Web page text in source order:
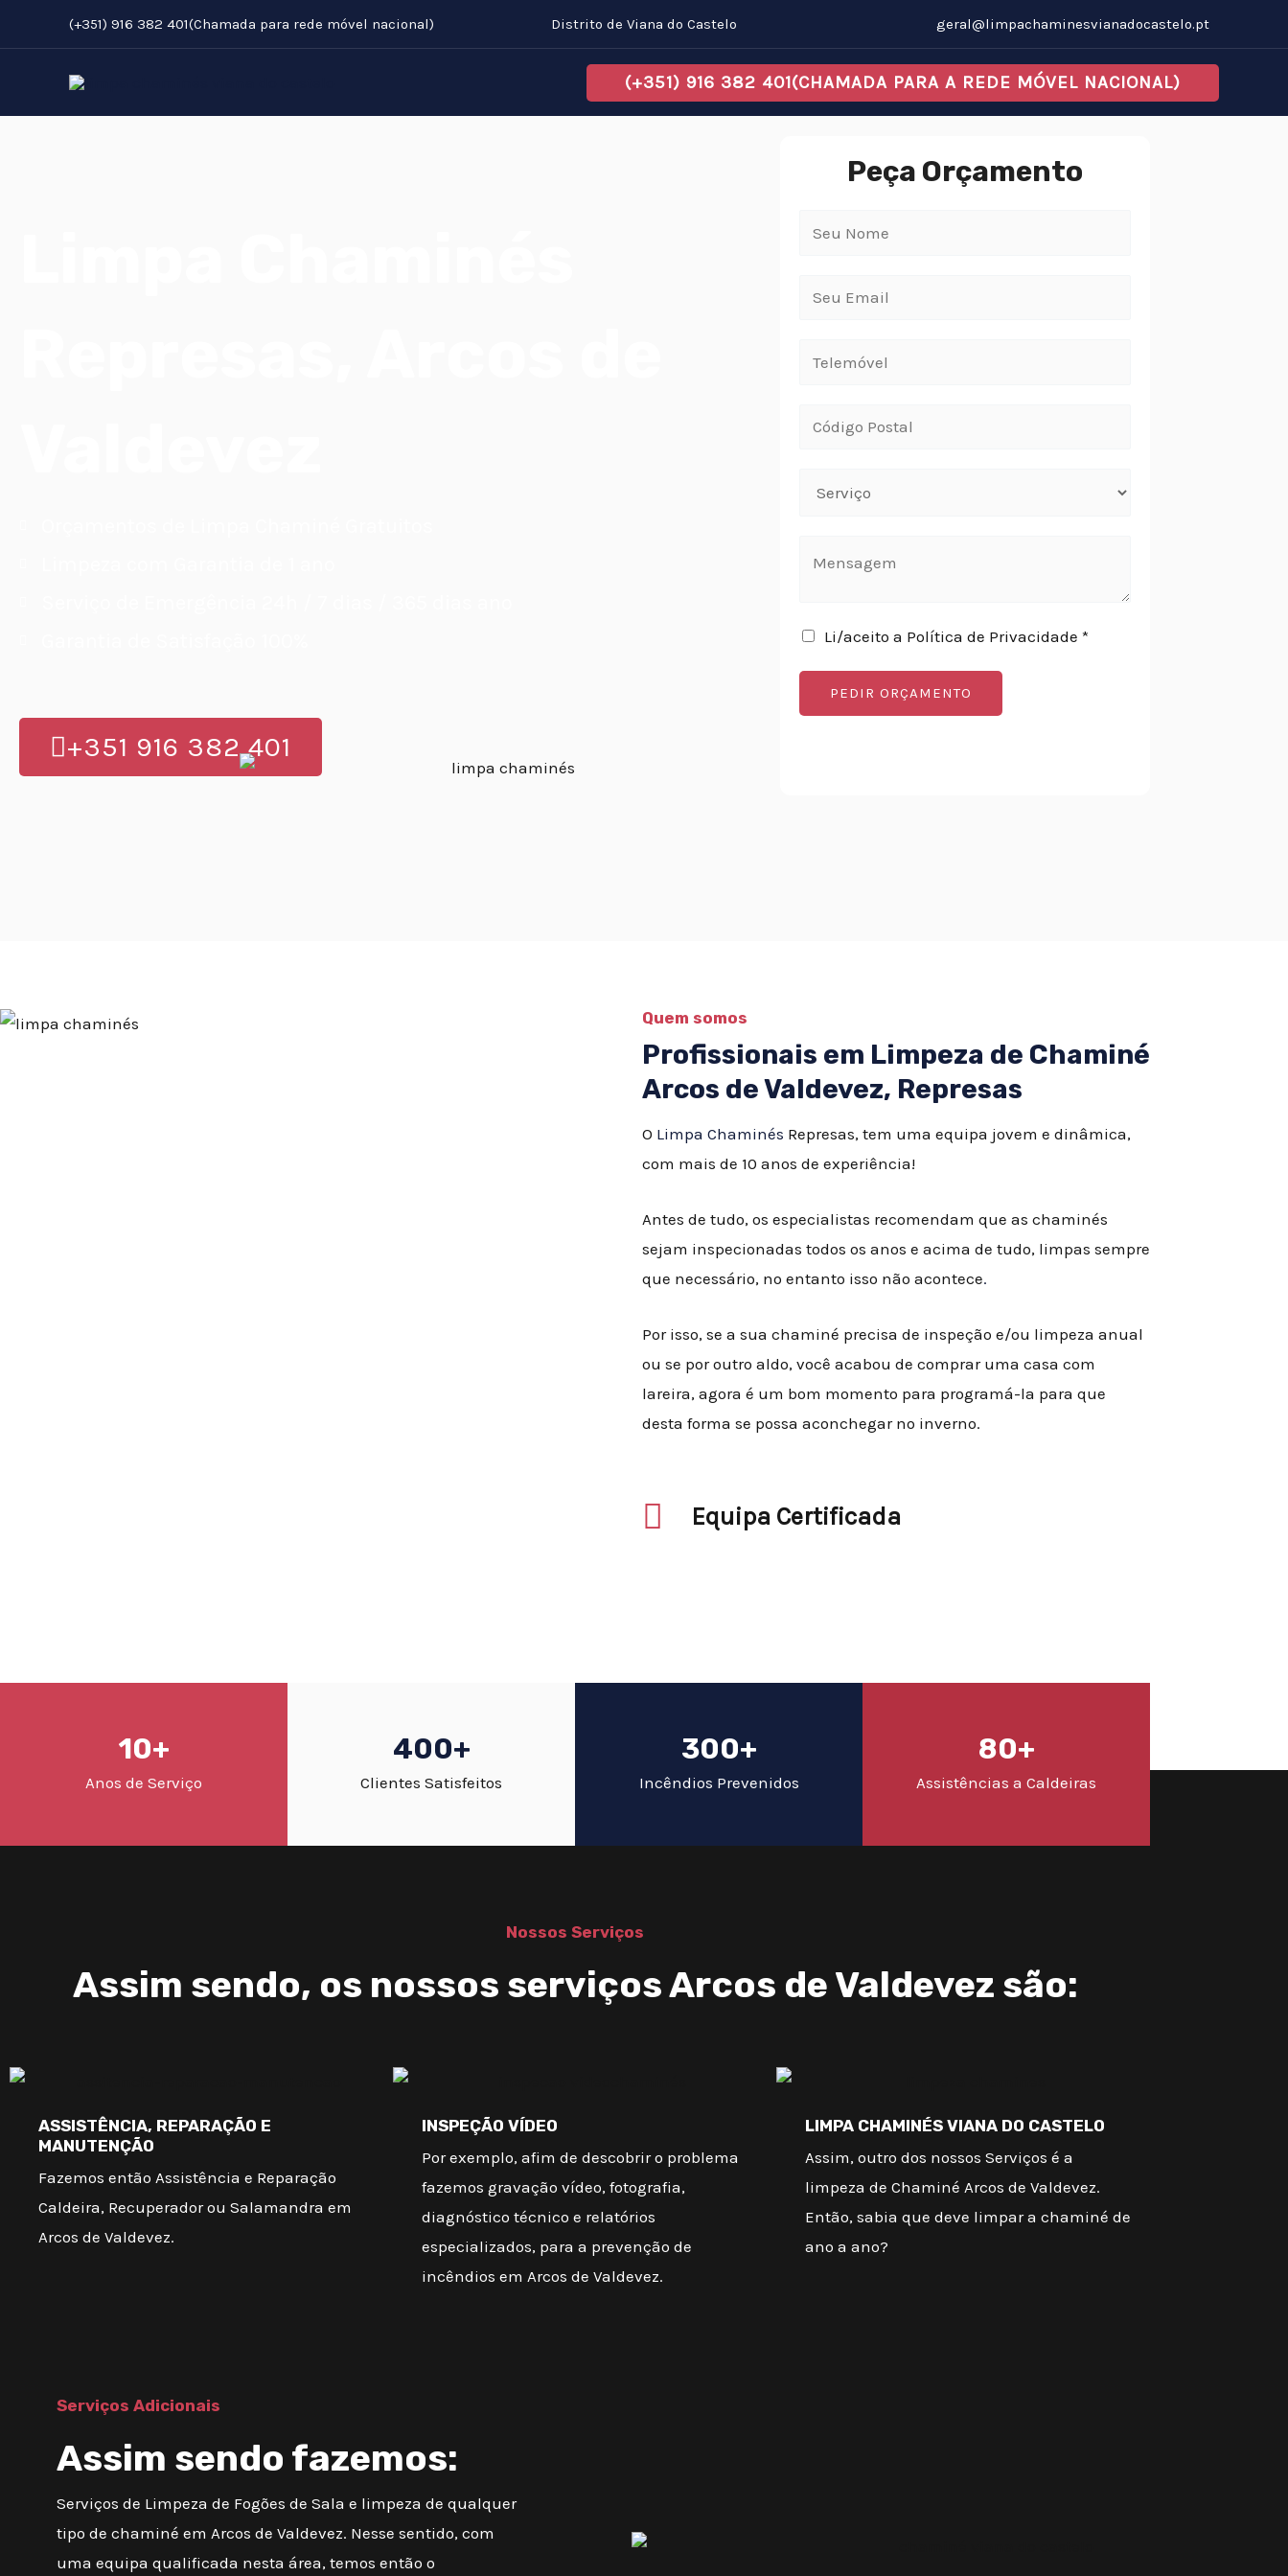
to
(+351) 916 382 401(Chamada para rede móvel nacional) Distrito de Viana do Castelo geral@limpachaminesvianadocastelo.pt
(+351) 916 382 401(CHAMADA PARA A REDE MÓVEL NACIONAL)
+351 916 382 401
Peça Orçamento
Li/aceito a Política de Privacidade *
PEDIR ORÇAMENTO
Quem somos
Profissionais em Limpeza de Chaminé
Arcos de Valdevez, Represas
O Limpa Chaminés Represas, tem uma equipa jovem e dinâmica,
com mais de 10 anos de experiência!
Antes de tudo, os especialistas recomendam que as chaminés
sejam inspecionadas todos os anos e acima de tudo, limpas sempre
que necessário, no entanto isso não acontece.
Por isso, se a sua chaminé precisa de inspeção e/ou limpeza anual
ou se por outro aldo, você acabou de comprar uma casa com
lareira, agora é um bom momento para programá-la para que
desta forma se possa aconchegar no inverno.
Equipa Certificada
10+
Anos de Serviço
400+
Clientes Satisfeitos
300+
Incêndios Prevenidos
80+
Assistências a Caldeiras
Nossos Serviços
Assim sendo, os nossos serviços Arcos de Valdevez são:
ASSISTÊNCIA, REPARAÇÃO E
MANUTENÇÃO
Fazemos então Assistência e Reparação
Caldeira, Recuperador ou Salamandra em
Arcos de Valdevez.
INSPEÇÃO VÍDEO
Por exemplo, afim de descobrir o problema
fazemos gravação vídeo, fotografia,
diagnóstico técnico e relatórios
especializados, para a prevenção de
incêndios em Arcos de Valdevez.
LIMPA CHAMINÉS VIANA DO CASTELO
Assim, outro dos nossos Serviços é a
limpeza de Chaminé Arcos de Valdevez.
Então, sabia que deve limpar a chaminé de
ano a ano?
Serviços Adicionais
Assim sendo fazemos:
Serviços de Limpeza de Fogões de Sala e limpeza de qualquer
tipo de chaminé em Arcos de Valdevez. Nesse sentido, com
uma equipa qualificada nesta área, temos então o